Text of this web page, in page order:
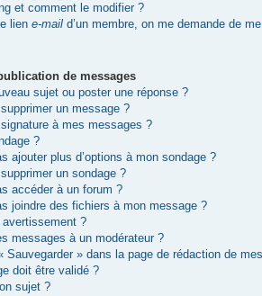
et comment le modifier ?
lien e-mail d’un membre, on me demande de me
de messages
sujet ou poster une réponse ?
un message ?
à mes messages ?
?
ajouter plus d’options à mon sondage ?
un sondage ?
accéder à un forum ?
joindre des fichiers à mon message ?
avertissement ?
messages à un modérateur ?
Sauvegarder » dans la page de rédaction de
doit être validé ?
sujet ?